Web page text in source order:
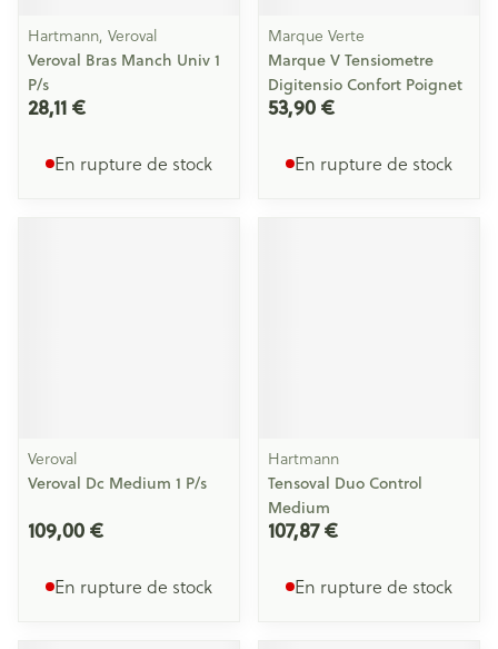
Hartmann, Veroval
Veroval Bras Manch Univ 1
P/s
28,11 €
En rupture de stock
Marque Verte
Marque V Tensiometre
Digitensio Confort Poignet
53,90 €
En rupture de stock
Veroval
Veroval Dc Medium 1 P/s
109,00 €
En rupture de stock
Hartmann
Tensoval Duo Control
Medium
107,87 €
En rupture de stock